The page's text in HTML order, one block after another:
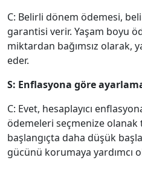
C: Belirli dönem ödemesi,
garantisi verir. Yaşam boyu
miktardan bağımsız olarak,
eder.
S: Enflasyona göre
C: Evet, hesaplayıcı
ödemeleri seçmenize olanak
başlangıçta daha düşük
gücünü korumaya yardımcı